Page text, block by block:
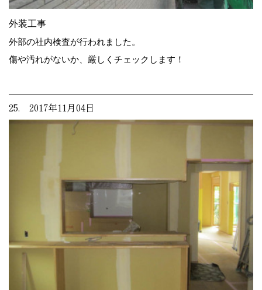
外装工事
外部の社内検査が行われました。
傷や汚れがないか、厳しくチェックします！
25. 2017年11月04日